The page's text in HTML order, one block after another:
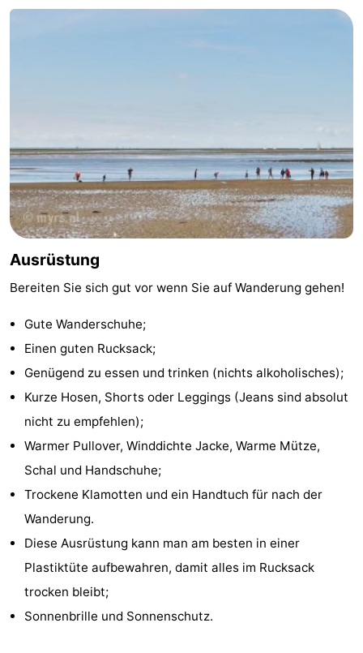
Ausrüstung
Bereiten Sie sich gut vor wenn Sie auf Wanderung gehen!
Gute Wanderschuhe;
Einen guten Rucksack;
Genügend zu essen und trinken (nichts alkoholisches);
Kurze Hosen, Shorts oder Leggings (Jeans sind absolut
nicht zu empfehlen);
Warmer Pullover, Winddichte Jacke, Warme Mütze,
Schal und Handschuhe;
Trockene Klamotten und ein Handtuch für nach der
Wanderung.
Diese Ausrüstung kann man am besten in einer
Plastiktüte aufbewahren, damit alles im Rucksack
trocken bleibt;
Sonnenbrille und Sonnenschutz.